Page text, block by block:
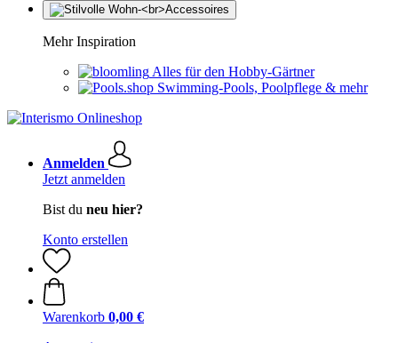
Mehr Inspiration
Alles für den Hobby-Gärtner
Swimming-Pools, Poolpflege & mehr
Anmelden
Jetzt anmelden
Bist du neu hier?
Konto erstellen
Warenkorb 0,00 €